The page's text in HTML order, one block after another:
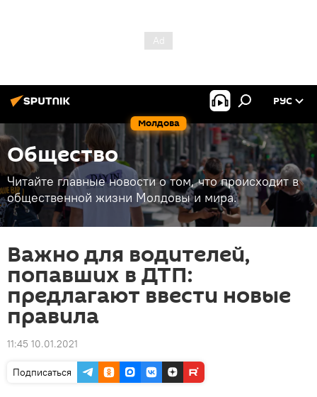
Молдова
РУС
Общество
Читайте главные новости о том, что происходит в
общественной жизни Молдовы и мира.
Важно для водителей,
попавших в ДТП:
предлагают ввести новые
правила
11:45 10.01.2021
Подписаться